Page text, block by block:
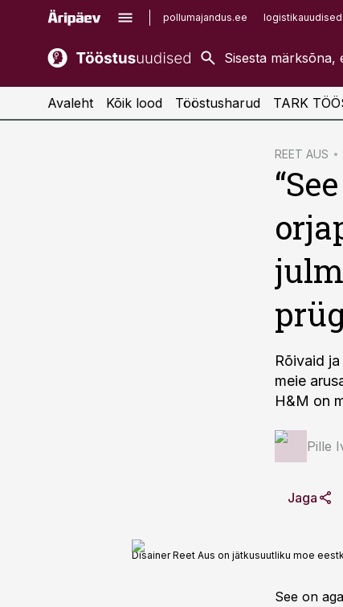
pollumajandus.ee
kaubandus.ee
kinnisvarauudised.ee
imelineajalugu.ee
Avaleht Kõik lood Tööstusharud TARK
REET AUS
Rõivaid
meie
H&M on
Pille
Jaga
Disainer Reet Aus on jätkusuutliku moe
See on